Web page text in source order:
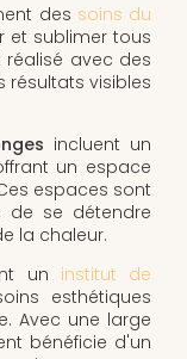
des soins du
et sublimer tous
avec des
résultats visibles
incluent un
un espace
espaces sont
de se détendre
la chaleur.
un institut de
esthétiques
Avec une large
bénéficie d'un